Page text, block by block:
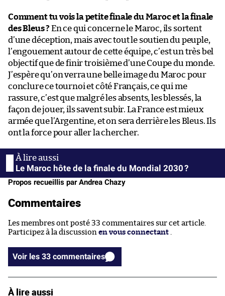
Comment tu vois la petite finale du Maroc et la finale
des Bleus ? En ce qui concerne le Maroc, ils sortent
d’une déception, mais avec tout le soutien du peuple,
l’engouement autour de cette équipe, c’est un très bel
objectif que de finir troisième d’une Coupe du monde.
J’espère qu’on verra une belle image du Maroc pour
conclure ce tournoi et côté Français, ce qui me
rassure, c’est que malgré les absents, les blessés, la
façon de jouer, ils savent subir. La France est mieux
armée que l’Argentine, et on sera derrière les Bleus. Ils
ont la force pour aller la chercher.
Le Maroc hôte de la finale du Mondial 2030 ?
Propos recueillis par Andrea Chazy
Commentaires
Les membres ont posté 33 commentaires sur cet article.
Participez à la discussion en vous connectant
Voir les 33 commentaires
À lire aussi